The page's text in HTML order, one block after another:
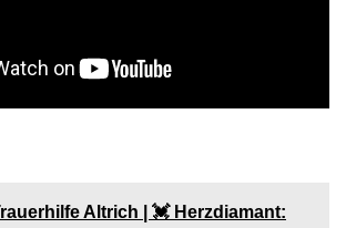
Altrich | 💓️️ Herzdiamant: